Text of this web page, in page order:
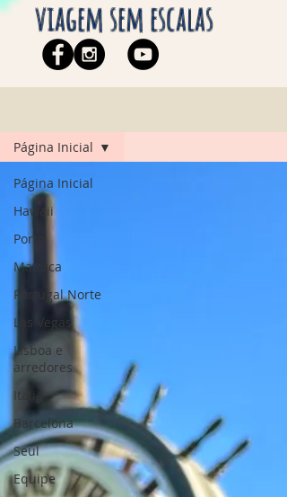
viagem sem escalas
Página Inicial
Hawaii
Porto
Maiorca
Portugal Norte
Las Vegas
Lisboa e
arredores
Italia
Barcelona
Seul
Equipe
Página Inicial